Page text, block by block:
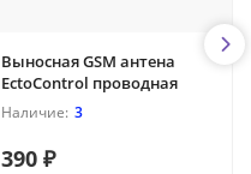
Выносная GSM антена
EctoControl проводная
3
390 ₽